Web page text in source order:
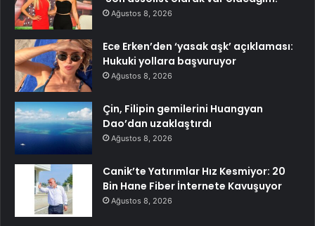
Ağustos 8, 2026
Ece Erken’den ‘yasak aşk’ açıklaması:
Hukuki yollara başvuruyor
Ağustos 8, 2026
Çin, Filipin gemilerini Huangyan
Dao’dan uzaklaştırdı
Ağustos 8, 2026
Canik’te Yatırımlar Hız Kesmiyor: 20
Bin Hane Fiber İnternete Kavuşuyor
Ağustos 8, 2026